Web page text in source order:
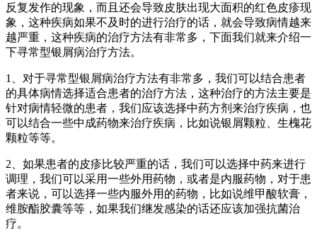
反复发作的现象，而且还会导致皮肤出现大面积的红色皮疹现
象，这种疾病如果不及时的进行治疗的话，就会导致病情越来
越严重，这种疾病的治疗方法有非常多，下面我们就来介绍一
下寻常型银屑病治疗方法。
1、对于寻常型银屑病治疗方法有非常多，我们可以结合患者
的具体病情选择适合患者的治疗方法，这种治疗的方法主要是
针对病情轻微的患者，我们应该选择中药方剂来治疗疾病，也
可以结合一些中成药物来治疗疾病，比如说银屑颗粒、生槐花
颗粒等等。
2、如果患者的皮疹比较严重的话，我们可以选择中药来进行
调理，我们可以采用一些外用药物，或者是内服药物，对于患
者来说，可以选择一些内服外用的药物，比如说维甲酸软膏，
维胺酯胶囊等等，如果我们继发感染的话还应该加强抗菌治
疗。